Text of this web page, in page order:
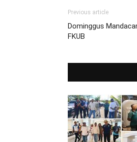
Previous article
Dominggus
FKUB